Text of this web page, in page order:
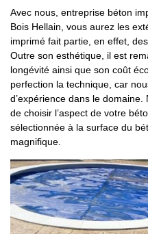
Avec nous, entreprise béton
Bois Hellain, vous aurez les
imprimé fait partie, en effet,
Outre son esthétique, il est
longévité ainsi que son coût
perfection la technique, car
d’expérience dans le
de choisir l’aspect de votre
sélectionnée à la surface du
magnifique.